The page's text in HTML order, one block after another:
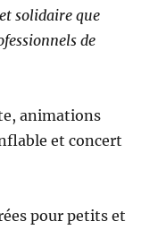
solidaire que
de
animations
et concert
pour petits et